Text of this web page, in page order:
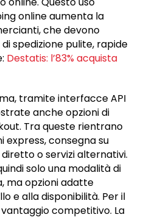
online aumenta la
che devono
spedizione pulite, rapide
Destatis: l’83% acquista
tramite interfacce API
anche opzioni di
Tra queste rientrano
express, consegna su
o servizi alternativi.
solo una modalità di
ma opzioni adatte
e alla disponibilità. Per il
competitivo. La